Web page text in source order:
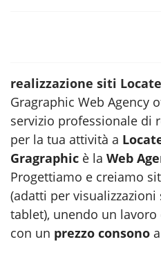
realizzazione siti
Gragraphic Web Agency
servizio professionale di
per la tua attività a
Gragraphic è la Web
Progettiamo e creiamo
(adatti per
tablet), unendo un lavoro
con un prezzo consono